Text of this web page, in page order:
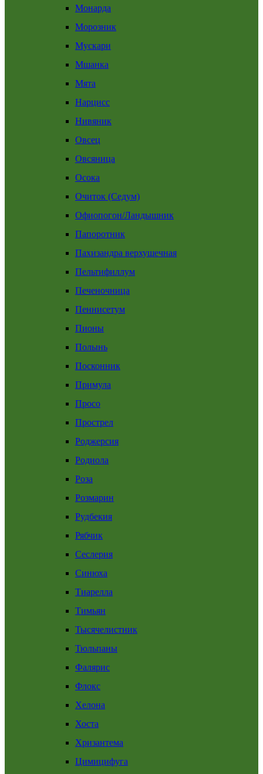
Монарда
Морозник
Мускари
Мшанка
Мята
Нарцисс
Нивяник
Овсец
Овсяница
Осока
Очиток (Седум)
Офиопогон/Ландышник
Папоротник
Пахизандра верхушечная
Пельтифиллум
Печеночница
Пеннисетум
Пионы
Полынь
Посконник
Примула
Просо
Прострел
Роджерсия
Родиола
Роза
Розмарин
Рудбекия
Рябчик
Сеслерия
Синюха
Тиарелла
Тимьян
Тысячелистник
Тюльпаны
Фалярис
Флокс
Хелона
Хоста
Хризантема
Цимицифуга